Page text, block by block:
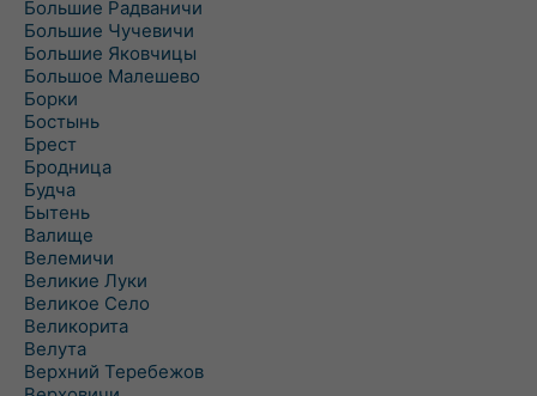
Большие Радваничи
Большие Чучевичи
Большие Яковчицы
Большое Малешево
Борки
Бостынь
Брест
Бродница
Будча
Бытень
Валище
Велемичи
Великие Луки
Великое Село
Великорита
Велута
Верхний Теребежов